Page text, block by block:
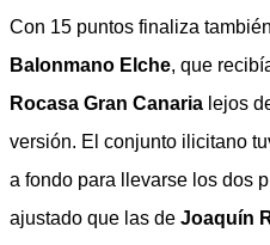
Con 15 puntos finaliza
Balonmano Elche, que
Rocasa Gran Canaria lejos
versión. El conjunto ilicitano
a fondo para llevarse los dos
ajustado que las de Joaquín